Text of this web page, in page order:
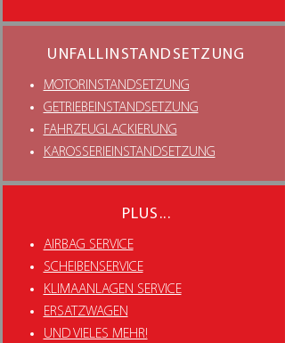
UNFALLINSTANDSETZUNG
MOTORINSTANDSETZUNG
GETRIEBEINSTANDSETZUNG
FAHRZEUGLACKIERUNG
KAROSSERIEINSTANDSETZUNG
PLUS...
AIRBAG SERVICE
SCHEIBENSERVICE
KLIMAANLAGEN SERVICE
ERSATZWAGEN
UND VIELES MEHR!